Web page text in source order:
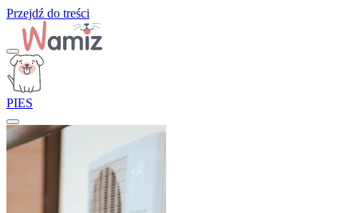
Przejdź do treści
PIES